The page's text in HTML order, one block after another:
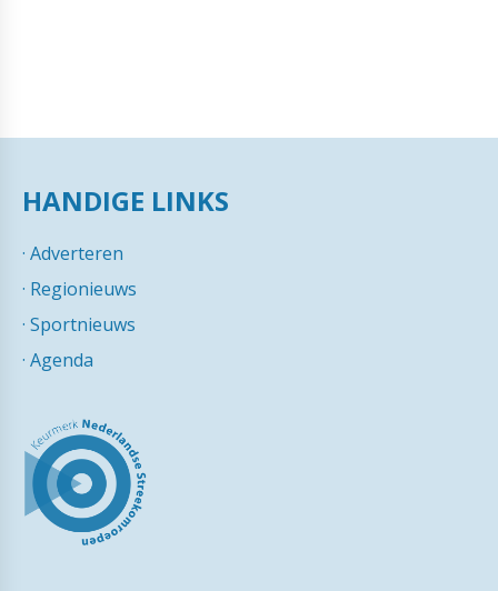
HANDIGE LINKS
· Adverteren
· Regionieuws
· Sportnieuws
· Agenda